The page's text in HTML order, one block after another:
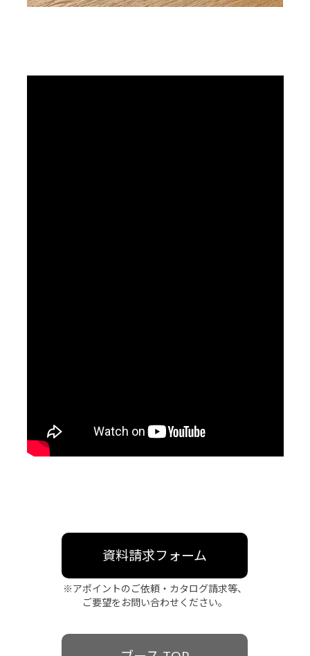
資料請求フォーム
※アポイントのご依頼・カタログ請求等、
ご要望をお問い合わせください。